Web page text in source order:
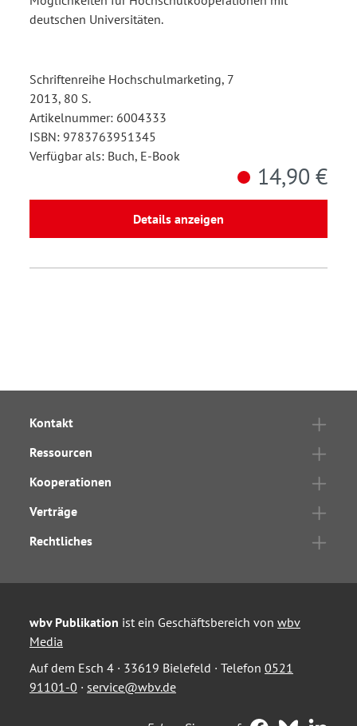
deutschen Universitäten.
Schriftenreihe Hochschulmarketing, 7
2013, 80 S.
Artikelnummer: 6004333
ISBN: 9783763951345
Verfügbar als: Buch, E-Book
14,90 €
Details anzeigen
Kontakt
Ressourcen
Kooperationen
Verträge
Rechtliches
wbv Publikation ist ein Geschäftsbereich von wbv
Media
Auf dem Esch 4 · 33619 Bielefeld · Telefon 0521
91101-0 · service@wbv.de